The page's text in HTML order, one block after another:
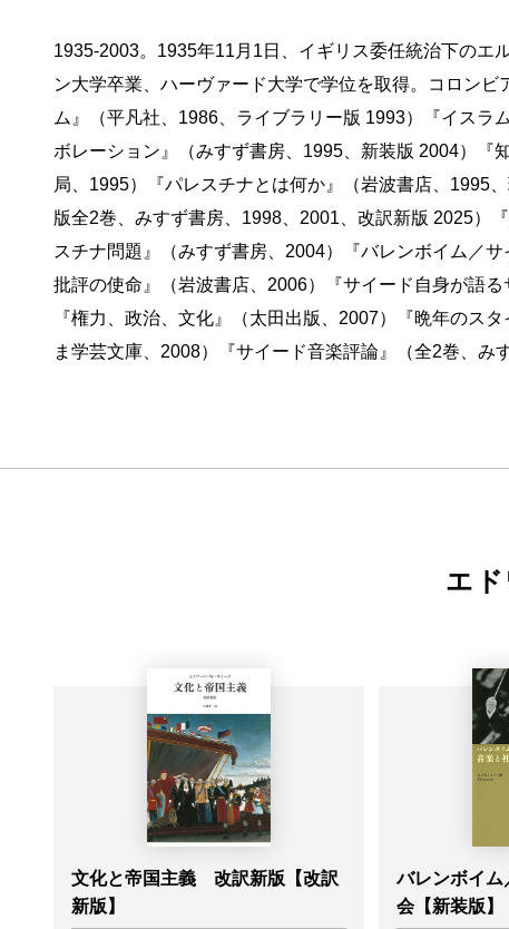
1935-2003。1935年11月1日、イギリス委任統治下のエ
ン大学卒業、ハーヴァード大学で学位を取得。コロン
ム』（平凡社、1986、ライブラリー版 1993）『イス
ボレーション』（みすず書房、1995、新装版 2004）『
局、1995）『パレスチナとは何か』（岩波書店、1995
版全2巻、みすず書房、1998、2001、改訳新版 2025）
スチナ問題』（みすず書房、2004）『バレンボイム／
批評の使命』（岩波書店、2006）『サイード自身が語
『権力、政治、文化』（太田出版、2007）『晩年のス
ま学芸文庫、2008）『サイード音楽評論』（全2巻、み
エ
文化と帝国主義 改訳新版【改訳
新版】
バレンボイム
会【新装版】